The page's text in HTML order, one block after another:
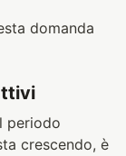
domanda
periodo
crescendo, è